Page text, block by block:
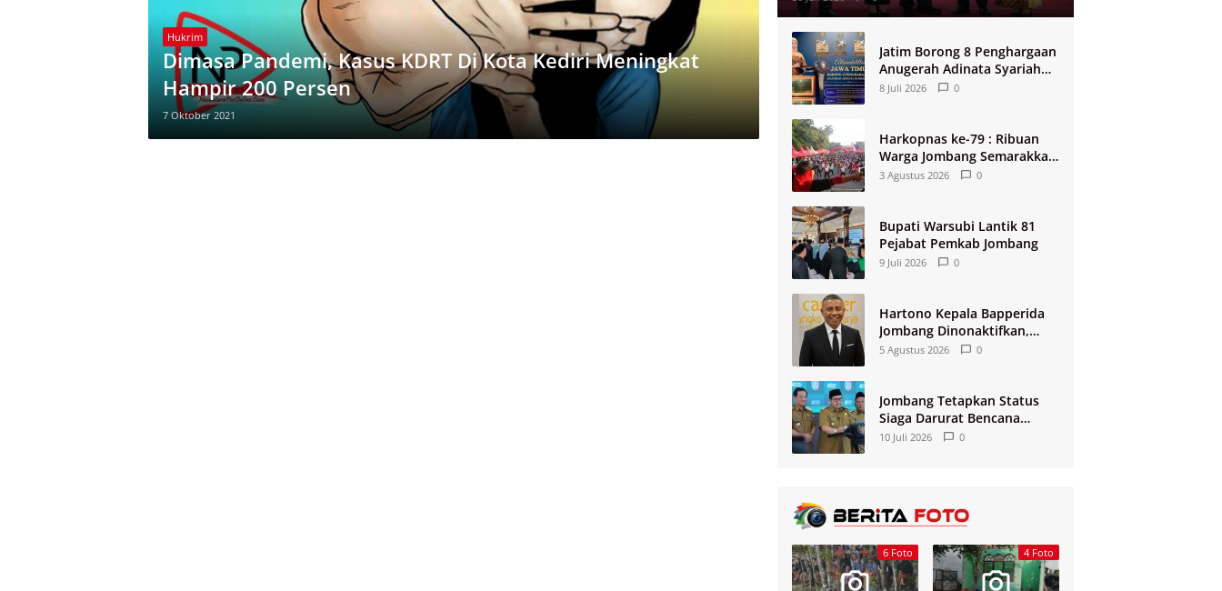
Hukrim
Dimasa Pandemi, Kasus KDRT Di Kota Kediri Meningkat
Hampir 200 Persen
7 Oktober 2021
Jatim Borong 8 Penghargaan
Anugerah Adinata Syariah
2026
8 Juli 2026 0
Harkopnas ke-79 : Ribuan
Warga Jombang Semarakkan
Jalan Sehat Berhadiah 2
3 Agustus 2026 0
Bupati Warsubi Lantik 81
Pejabat Pemkab Jombang
9 Juli 2026 0
Hartono Kepala Bapperida
Jombang Dinonaktifkan,
Buntut Raibnya Rp124 Miliar
5 Agustus 2026 0
Jombang Tetapkan Status
Siaga Darurat Bencana
Kekeringan dan Kebakaran
10 Juli 2026 0
6 Foto 4 Foto